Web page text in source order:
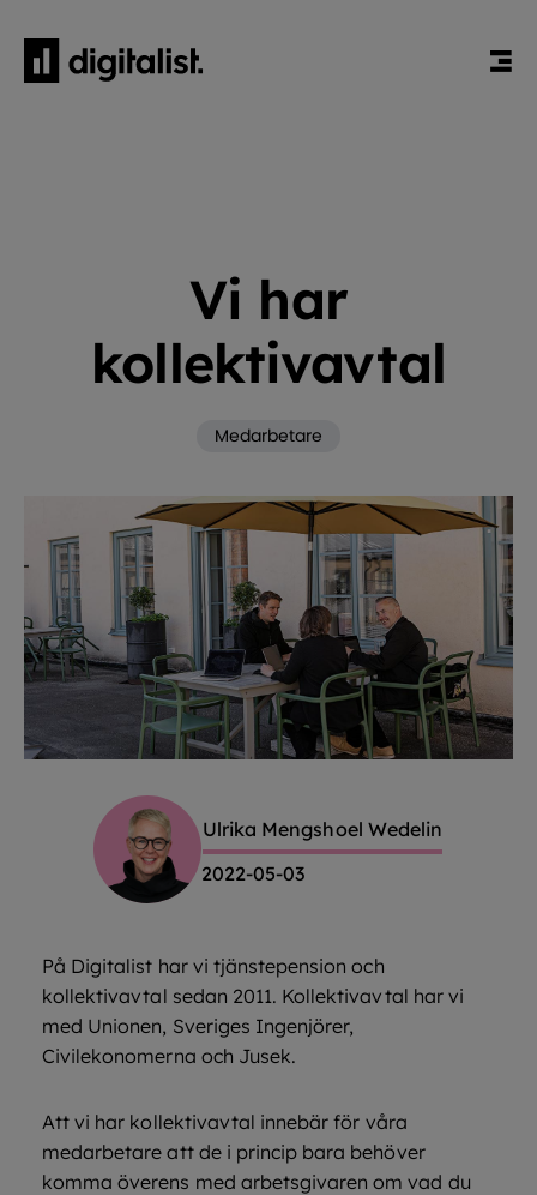
Vi har
kollektivavtal
Medarbetare
Ulrika Mengshoel Wedelin
2022-05-03
På Digitalist har vi tjänstepension och
kollektivavtal sedan 2011. Kollektivavtal har vi
med Unionen, Sveriges Ingenjörer,
Civilekonomerna och Jusek.
Att vi har kollektivavtal innebär för våra
medarbetare att de i princip bara behöver
komma överens med arbetsgivaren om vad du